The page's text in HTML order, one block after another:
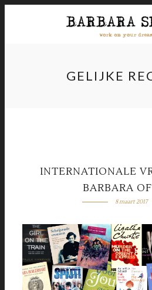
GELIJKE
INTERNATIONALE
BARBARA
8 maart 2017